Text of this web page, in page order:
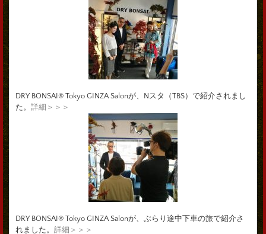
DRY BONSAI® Tokyo GINZA Salonが、Nスタ（TBS）で紹介されまし
た。 詳細＞＞＞
DRY BONSAI® Tokyo GINZA Salonが、ぶらり途中下車の旅で紹介さ
れました。 詳細＞＞＞